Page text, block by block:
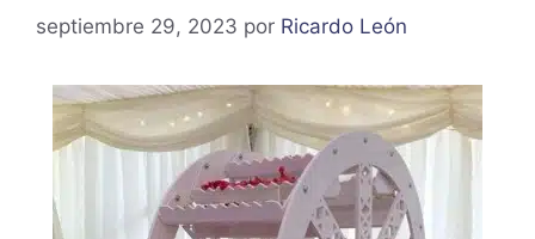
septiembre 29, 2023 por Ricardo León